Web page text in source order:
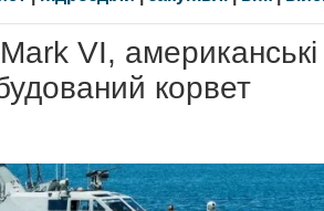
VI, американські
корвет